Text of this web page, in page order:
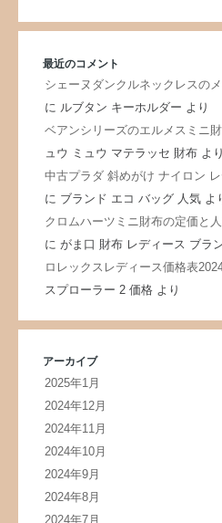
最近のコメント
シェーヌダンクルネックレスの
に ルブタン キーホルダー より
ベアンシリーズのエルメスミニ
ュウ ミュウ マテラッセ 財布より
中古プラダ 斜めがけ ナイロン
に ブランド エコ バッグ 人気よ
クロムハーツミニ財布の定価と
に がま口 財布 レディース ブラ
ロレックスレディース価格表
スプローラー 2 価格より
アーカイブ
2025年1月
2024年12月
2024年11月
2024年10月
2024年9月
2024年8月
2024年7月